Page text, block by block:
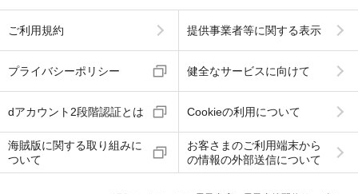
ご利用規約 提供事業者等に関する表示
プライバシーポリシー 健全なサービスに向けて
dアカウント2段階認証とは Cookieの利用について
海賊版に関する取り組みに
ついて
お客さまのご利用端末から
の情報の外部送信について